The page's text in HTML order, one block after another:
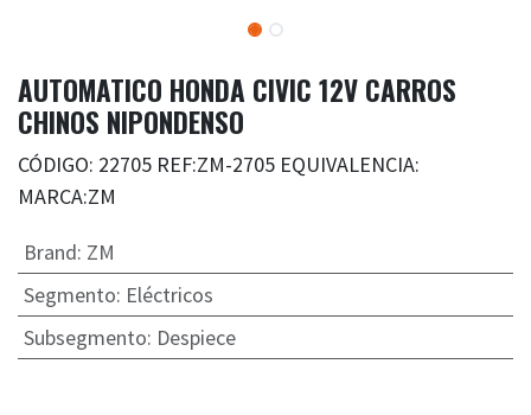
AUTOMATICO HONDA CIVIC 12V CARROS
CHINOS NIPONDENSO
CÓDIGO: 22705 REF:ZM-2705 EQUIVALENCIA:
MARCA:ZM
Brand: ZM
Segmento: Eléctricos
Subsegmento: Despiece